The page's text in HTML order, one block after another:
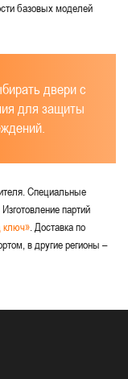
базовых моделей
двери с
для защиты
Специальные
партий
ключ» . Доставка по
в другие регионы –